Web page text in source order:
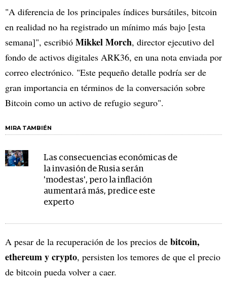
"A diferencia de los principales índices bursátiles, bitcoin
en realidad no ha registrado un mínimo más bajo [esta
semana]", escribió Mikkel Morch, director ejecutivo del
fondo de activos digitales ARK36, en una nota enviada por
correo electrónico. "Este pequeño detalle podría ser de
gran importancia en términos de la conversación sobre
Bitcoin como un activo de refugio seguro".
MIRA TAMBIÉN
Las consecuencias económicas de
la invasión de Rusia serán
'modestas', pero la inflación
aumentará más, predice este
experto
A pesar de la recuperación de los precios de bitcoin,
ethereum y crypto, persisten los temores de que el precio
de bitcoin pueda volver a caer.